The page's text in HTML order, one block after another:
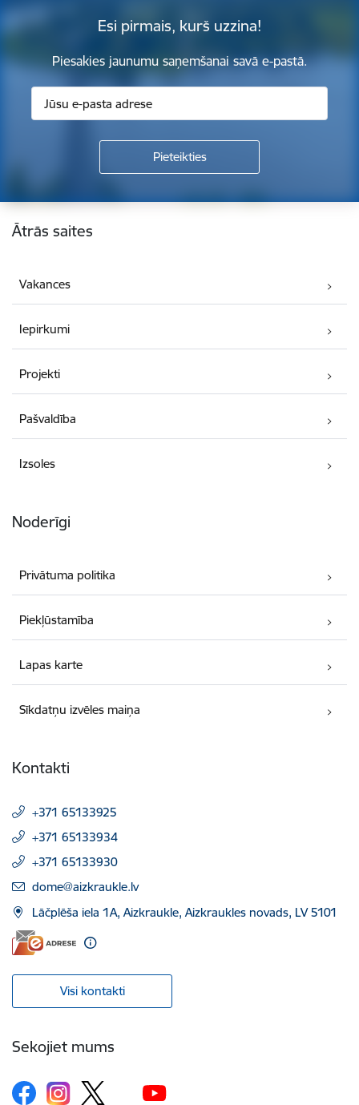
Esi pirmais, kurš uzzina!
Piesakies jaunumu saņemšanai savā e-pastā.
Kājene
Ātrās saites
Vakances
Iepirkumi
Projekti
Pašvaldība
Izsoles
Noderīgi
Privātuma politika
Piekļūstamība
Lapas karte
Sīkdatņu izvēles maiņa
Kontakti
+371 65133925
+371 65133934
+371 65133930
E-pasts:
dome@aizkraukle.lv
Lāčplēša iela 1A, Aizkraukle, Aizkraukles novads, LV 5101
Visi kontakti
Sekojiet mums